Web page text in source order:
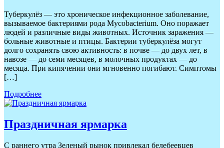
Туберкулёз — это хроническое инфекционное заболевание,
вызываемое бактериями рода Mycobacterium. Оно поражает
людей и различные виды животных. Источник заражения —
больные животные и птицы. Бактерии туберкулёза могут
долго сохранять свою активность: в почве — до двух лет, в
навозе — до семи месяцев, в молочных продуктах — до
месяца. При кипячении они мгновенно погибают. Симптомы
[…]
Подробнее
Праздничная ярмарка
С раннего утра Зеленый рынок привлекал белебеевцев